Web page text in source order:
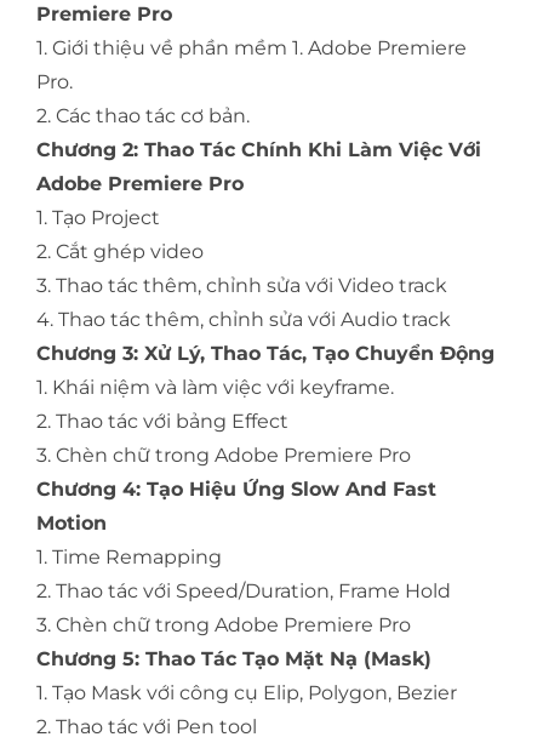
Premiere Pro
1. Giới thiệu về phần mềm 1. Adobe Premiere
Pro.
2. Các thao tác cơ bản.
Chương 2: Thao Tác Chính Khi Làm Việc Với
Adobe Premiere Pro
1. Tạo Project
2. Cắt ghép video
3. Thao tác thêm, chỉnh sửa với Video track
4. Thao tác thêm, chỉnh sửa với Audio track
Chương 3: Xử Lý, Thao Tác, Tạo Chuyển Động
1. Khái niệm và làm việc với keyframe.
2. Thao tác với bảng Effect
3. Chèn chữ trong Adobe Premiere Pro
Chương 4: Tạo Hiệu Ứng Slow And Fast
Motion
1. Time Remapping
2. Thao tác với Speed/Duration, Frame Hold
3. Chèn chữ trong Adobe Premiere Pro
Chương 5: Thao Tác Tạo Mặt Nạ (Mask)
1. Tạo Mask với công cụ Elip, Polygon, Bezier
2. Thao tác với Pen tool